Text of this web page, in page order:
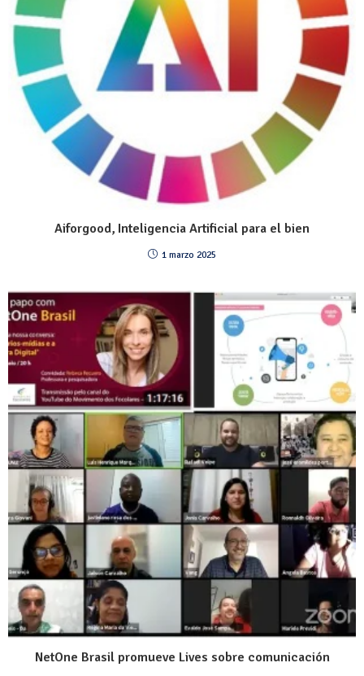
Aiforgood, Inteligencia Artificial para el bien
1 marzo 2025
NetOne Brasil promueve Lives sobre comunicación